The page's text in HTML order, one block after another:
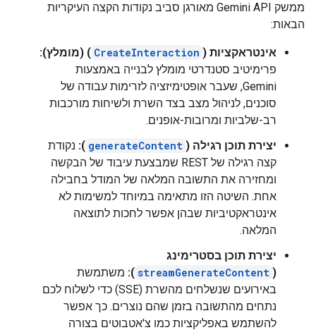
ממשק Gemini API מאורגן סביב נקודות הקצה העיקריות
הבאות:
אינטראקציות ( CreateInteraction ) (מומלץ):
פרימיטיב סטנדרטי מומלץ לבנייה באמצעות
Gemini, שעבר אופטימיזציה לזרימות עבודה של
סוכנים, לניהול מצב בצד השרת ולשיחות מורכבות
רב-שלביות ומרובות-אופנים.
יצירת תוכן רגילה ( generateContent
): נקודת
קצה רגילה של REST שמבצעת עיבוד של הבקשה
ומחזירה את התשובה המלאה של המודל בחבילה
אחת. השיטה הזו מתאימה במיוחד למשימות לא
אינטראקטיביות שבהן אפשר לחכות לתוצאה
המלאה.
יצירת תוכן בסטרימינג
(
streamGenerateContent
): משתמשת
באירועים שנשלחים מהשרת (SSE) כדי לשלוח לכם
נתחים מהתשובה בזמן שהם נוצרים. כך אפשר
להשתמש באפליקציות כמו צ'אטבוטים בצורה